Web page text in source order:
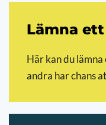
Lämna
Här kan du
andra har chans